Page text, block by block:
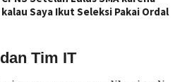
Saya Ikut Seleksi Pakai Ordal
Tim IT